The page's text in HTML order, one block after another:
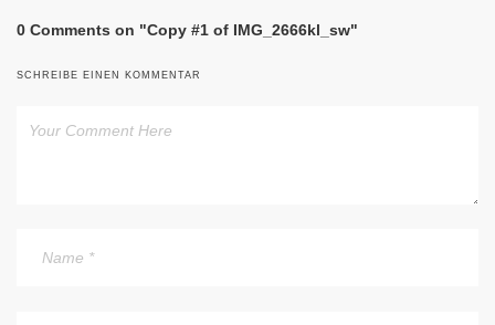
0 Comments on "Copy #1 of IMG_2666kl_sw"
SCHREIBE EINEN KOMMENTAR